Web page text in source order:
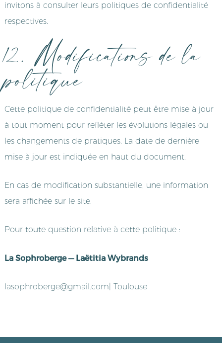
invitons à consulter leurs politiques de confidentialité
respectives.
12. Modifications de la
politique
Cette politique de confidentialité peut être mise à jour
à tout moment pour refléter les évolutions légales ou
les changements de pratiques. La date de dernière
mise à jour est indiquée en haut du document.
En cas de modification substantielle, une information
sera affichée sur le site.
Pour toute question relative à cette politique :
La Sophroberge — Laëtitia Wybrands
lasophroberge@gmail.com| Toulouse